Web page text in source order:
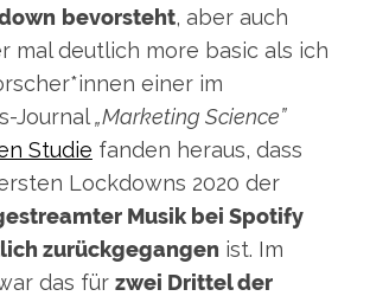
bevorsteht, aber auch
mal deutlich more basic als ich
einer im
Journal„Marketing Science”
Studie fanden heraus, dass
Lockdowns 2020 der
Musik bei Spotify
zurückgegangen ist. Im
das für zwei Drittel der